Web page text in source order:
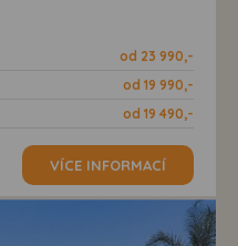
od 23 990,-
od 19 990,-
od 19 490,-
VÍCE INFORMACÍ